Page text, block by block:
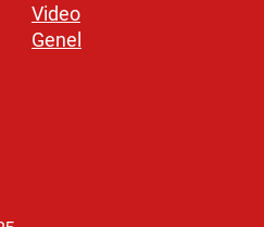
Video
Genel